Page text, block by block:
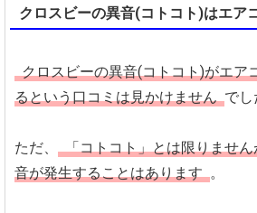
クロスビーの異音(コトコト)はエア
クロスビーの異音(コトコト)がエア
るという口コミは見かけません でし
ただ、
「コトコト」とは限りませ
音が発生することはあります 。